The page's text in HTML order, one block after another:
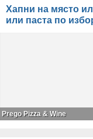
Хапни на място
или паста по
Prego Pizza & Wine